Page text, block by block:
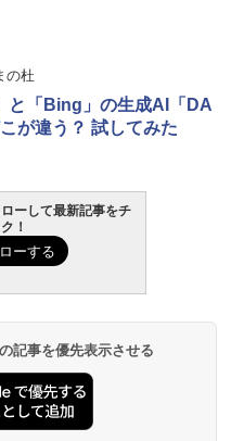
トカード - 800 Robux 【限
ルアイテムを含む】 【オンラ
コード】 ロブロックス | オン
ド版
Office Home & Business 202
版)|オンラインコード版|Wind
mac対応|PC2台
ルアイテムを含む】 【オンラ
コード】 ロブロックス | オン
ド版
ポート公式テキスト 第４版
表現辞典: 思い通りの絵を引き
プトの言葉 AI画像生成シリー
ラストLabo)
いちばんやさしい 教科書:
ア 初心者 素人 でも安心 使い
ル AI副業にもコンテンツ作成
版にも！ 非エンジニアのた
ィング入門シリーズ
Paperwhite (16GB) 7イ
プレイ、色調調節ライト、12
ッテリー、広告なし、ブラッ
- 目に優しい、かさばら
な画面で読みやすい、6週間持
ー、6インチディスプレイ電子
シグニチャーエディ
7インチディスプレイ、明
の杜
と「Bing」の生成AI「DA
が違う？ 試してみた
ーして最新記事をチ
！
記事を優先表示させる